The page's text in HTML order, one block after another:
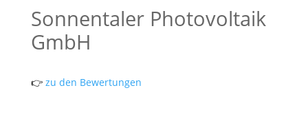
Sonnentaler Photovoltaik
GmbH
👉zu den Bewertungen